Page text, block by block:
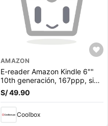
AMAZON
E-reader Amazon Kindle 6""
10th generación, 167ppp, sin
reflejos, 8GB, 512MB ram,
negro
S/ 49.90
Coolbox